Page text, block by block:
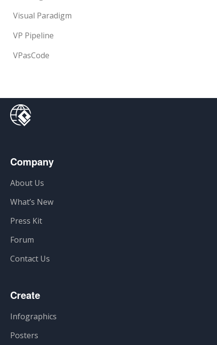
Visual Paradigm
VP Pipeline
VPasCode
Company
About Us
What’s New
Press Kit
Forum
Contact Us
Create
Infographics
Posters